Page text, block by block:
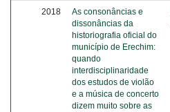
2018
As consonâncias e
dissonâncias da
historiografia oficial do
município de Erechim:
quando
interdisciplinaridade
dos estudos de violão
e a música de concerto
dizem muito sobre as